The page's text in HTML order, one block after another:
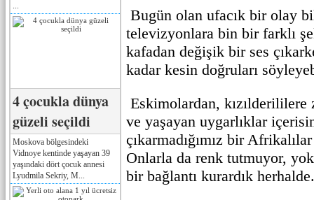
4 çocukla dünya
güzeli seçildi
Moskova bölgesindeki
Vidnoye kentinde yaşayan 39
yaşındaki dört çocuk annesi
Lyudmila Sekriy, M...
Bugün olan ufacık bir olay
televizyonlara bin bir farklı
kafadan değişik bir ses
kadar kesin doğruları
Eskimolardan, kızılderililere
ve yaşayan uygarlıklar
çıkarmadığımız bir
Onlarla da renk tutmuyor,
bir bağlantı kurardık herhalde.